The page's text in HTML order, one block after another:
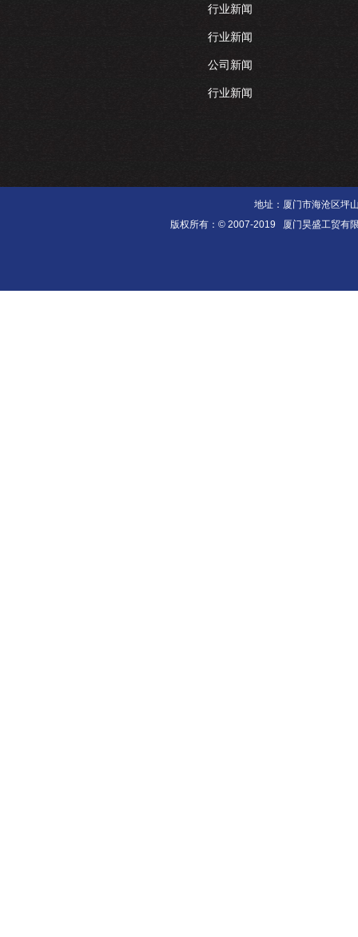
行业新闻
行业新闻
公司新闻
行业新闻
地址：厦门市海沧区
版权所有：© 2007-2019 厦门昊盛工贸